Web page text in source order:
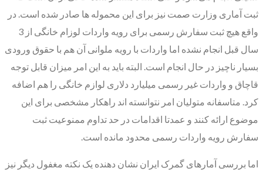
ثبت آماری وزارت صمت نیز برای این محموله ها صادر شده است. در
واقع هیچ ثبت سفارش رسمی برای رویه واردات لوزام خانگی از 3
سال قبل انجام نشده اما واردات با رویه ملوانی آن هم با حقوق ورودی
بسیار ناچیز در حال انجام است. البته باید به این امر میزان قابل توجه
قاچاق و واردات غیر رسمی میلیارد دلاری لوازم خانگی را هم اضافه
کرد. متاسفانه متولیان امر نتوانسته اند راهکار مشخصی برای این
موضوع ارائه کنند و عمدتا اقدامات در حد تداوم ممنوعیت ثبت
سفارش رویه واردات رسمی محدود مانده است.
اما بررسی آمارهای گمرک ایران نشان دهنده یک نکته مغفول دیگر نیز